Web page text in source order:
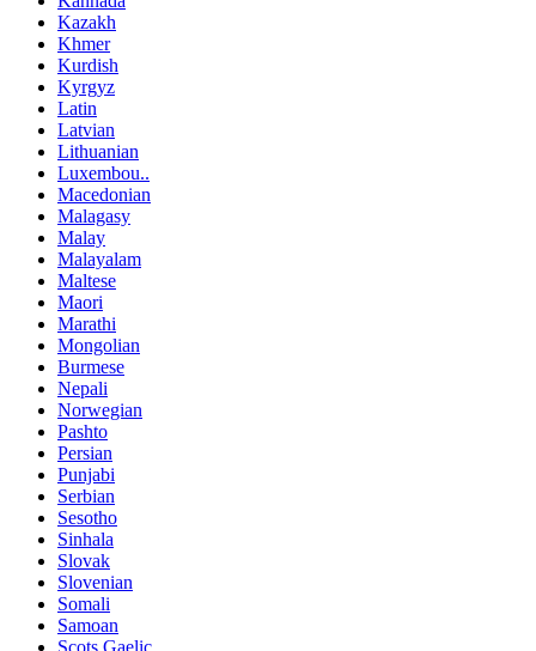
Kazakh
Khmer
Kurdish
Kyrgyz
Latin
Latvian
Lithuanian
Luxembou..
Macedonian
Malagasy
Malay
Malayalam
Maltese
Maori
Marathi
Mongolian
Burmese
Nepali
Norwegian
Pashto
Persian
Punjabi
Serbian
Sesotho
Sinhala
Slovak
Slovenian
Somali
Samoan